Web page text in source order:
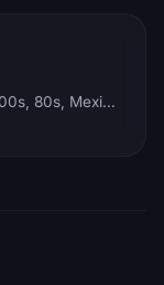
Electronic, Rock, Pop, 90s, 00s, 80s, Mexican, Ranchera, Reggaeton, Instrumental, Salsa, Merengue, Tropical, Romantic, Vallenato, Llanera